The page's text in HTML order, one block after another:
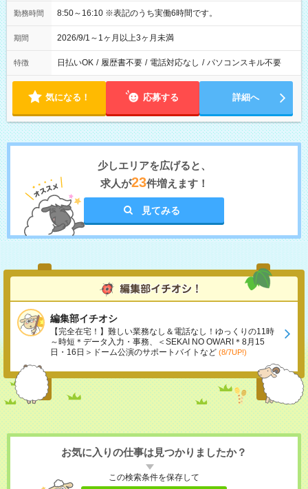
勤務時間 8:50～16:10 ※表記のうち実働6時間です。
期間 2026/9/1～1ヶ月以上3ヶ月未満
特徴 日払いOK / 履歴書不要 / 電話対応なし / パソコンスキル不要
気になる！ 応募する 詳細へ
少しエリアを広げると、
求人が23件増えます！
見てみる
編集部イチオシ
【完全在宅！】難しい業務なし＆電話なし！ゆっくりの11時
～時短＊データ入力・事務、＜SEKAI NO OWARI＊8月15
日・16日＞ドーム公演のサポートバイトなど (8/7UP!)
お気に入りの仕事は見つかりましたか？
この検索条件を保存して